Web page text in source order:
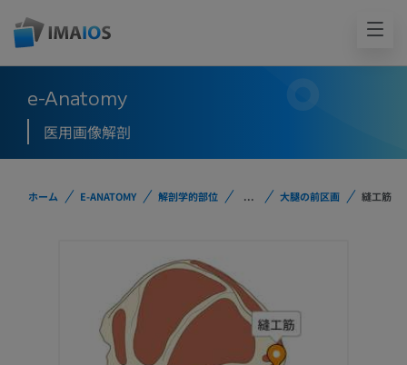
e-Anatomy
医用画像解剖
ホーム E-ANATOMY 解剖学的部位 ... 大腿の前区画 縫工筋